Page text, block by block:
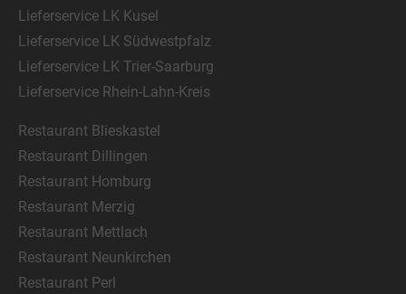
Lieferservice LK Kusel
Lieferservice LK Südwestpfalz
Lieferservice LK Trier-Saarburg
Lieferservice Rhein-Lahn-Kreis
Restaurant Blieskastel
Restaurant Dillingen
Restaurant Homburg
Restaurant Merzig
Restaurant Mettlach
Restaurant Neunkirchen
Restaurant Perl